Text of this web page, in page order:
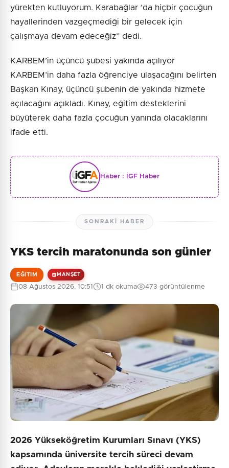
yürekten kutluyorum. Karabağlar ’da hiçbir çocuğun
hayallerinden vazgeçmediği bir gelecek için
çalışmaya devam edeceğiz” dedi.
KARBEM’in üçüncü şubesi yakında açılıyor
KARBEM’in daha fazla öğrenciye ulaşacağını belirten
Başkan Kınay, üçüncü şubenin de yakında hizmete
açılacağını açıkladı. Kınay, eğitim desteklerini
büyüterek daha fazla çocuğun yanında olacaklarını
ifade etti.
Haber : İGF Haber
SONRAKI HABER
YKS tercih maratonunda son günler
EĞITIM MANŞET
08 Ağustos 2026, 10:51 1 dk okuma 473 görüntülenme
2026 Yükseköğretim Kurumları Sınavı (YKS)
kapsamında üniversite tercih süreci devam